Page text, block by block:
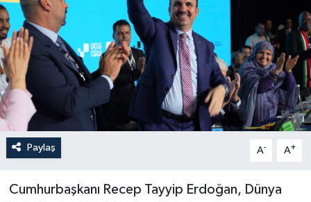
Paylaş A- A+
Cumhurbaşkanı Recep Tayyip Erdoğan, Dünya